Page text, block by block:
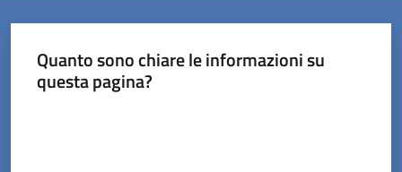
Tossignano
Menu selezionato
Quanto sono chiare le informazioni su
questa pagina?